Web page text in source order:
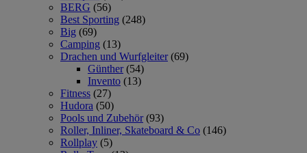
BERG (56)
Best Sporting (248)
Big (69)
Camping (13)
Drachen und Wurfgleiter (69)
Günther (54)
Invento (13)
Fitness (27)
Hudora (50)
Pools und Zubehör (93)
Roller, Inliner, Skateboard & Co (146)
Rollplay (5)